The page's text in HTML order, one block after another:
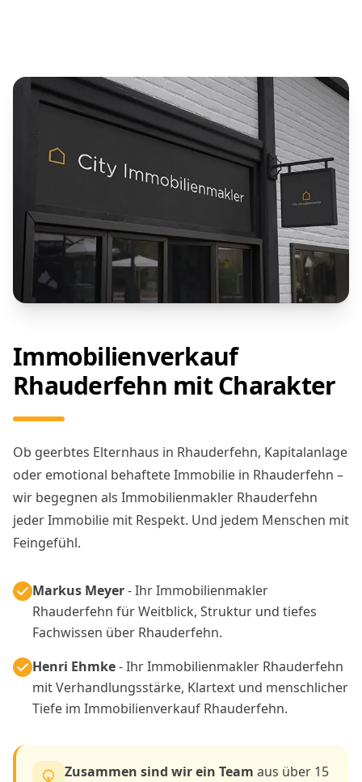
Immobilienverkauf
Rhauderfehn mit Charakter
Ob geerbtes Elternhaus in Rhauderfehn, Kapitalanlage
oder emotional behaftete Immobilie in Rhauderfehn –
wir begegnen als Immobilienmakler Rhauderfehn
jeder Immobilie mit Respekt. Und jedem Menschen mit
Feingefühl.
Markus Meyer- Ihr Immobilienmakler
Rhauderfehn für Weitblick, Struktur und tiefes
Fachwissen über Rhauderfehn.
Henri Ehmke- Ihr Immobilienmakler Rhauderfehn
mit Verhandlungsstärke, Klartext und menschlicher
Tiefe im Immobilienverkauf Rhauderfehn.
Zusammen sind wir ein Team aus über 15